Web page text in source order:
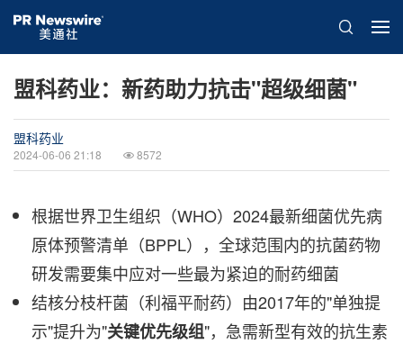
盟科药业：新药助力抗击"超级细菌"
盟科药业
2024-06-06 21:18 8572
根据世界卫生组织（WHO）2024最新细菌优先病
原体预警清单（BPPL），全球范围内的抗菌药物
研发需要集中应对一些最为紧迫的耐药细菌
结核分枝杆菌（利福平耐药）由2017年的"单独提
示"提升为"关键优先级组"，急需新型有效的抗生素